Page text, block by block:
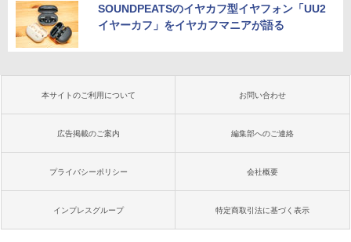
SOUNDPEATSのイヤカフ型イヤフォン「UU2
イヤーカフ」をイヤカフマニアが語る
本サイトのご利用について お問い合わせ
広告掲載のご案内 編集部へのご連絡
プライバシーポリシー 会社概要
インプレスグループ 特定商取引法に基づく表示